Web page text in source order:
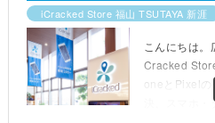
iCracked Store 福山 TSUTAYA 新涯
こんにちは
Cracked
oneとPixelの
決、スマホ